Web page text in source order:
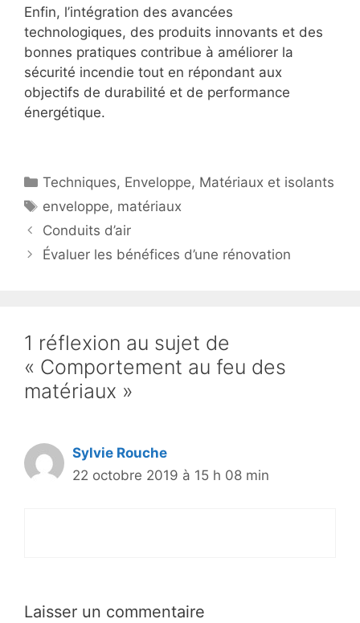
Enfin, l’intégration des avancées
technologiques, des produits innovants et des
bonnes pratiques contribue à améliorer la
sécurité incendie tout en répondant aux
objectifs de durabilité et de performance
énergétique.
Catégories
Techniques, Enveloppe, Matériaux et isolants
Étiquettes
enveloppe, matériaux
Conduits d’air
Évaluer les bénéfices d’une rénovation
1 réflexion au sujet de
« Comportement au feu des
matériaux »
Sylvie Rouche
22 octobre 2019 à 15 h 08 min
Laisser un commentaire